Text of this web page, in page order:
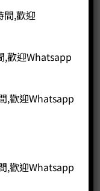
間,歡迎
,歡迎Whatsapp
,歡迎Whatsapp
,歡迎Whatsapp